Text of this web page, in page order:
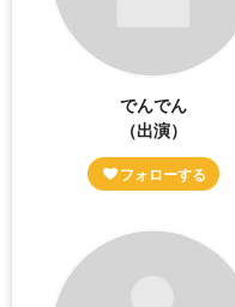
でんでん
（出演）